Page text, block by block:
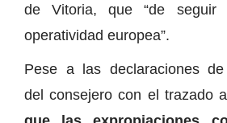
de Vitoria, que “de seguir
operatividad europea”.
Pese a las declaraciones de
del consejero con el trazado